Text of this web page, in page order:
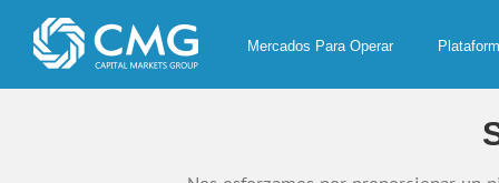
content
Mercados Para Operar